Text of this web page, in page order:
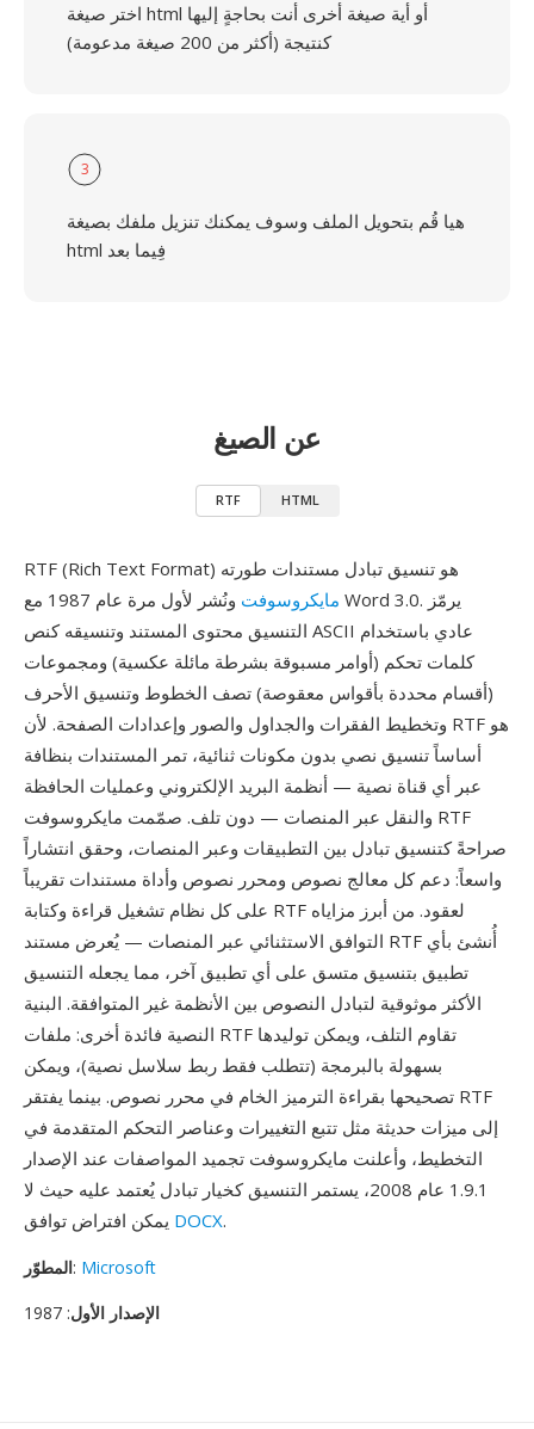
اختر صيغة html أو أية صيغة أخرى أنت بحاجةٍ إليها
كنتيجة (أكثر من 200 صيغة مدعومة)
3
هيا قُم بتحويل الملف وسوف يمكنك تنزيل ملفك بصيغة
html فِيما بعد
عن الصيغ
RTF HTML
RTF (Rich Text Format) هو تنسيق تبادل مستندات طورته
مايكروسوفت
ونُشر لأول مرة عام 1987 مع Word 3.0. يرمّز
التنسيق محتوى المستند وتنسيقه كنص ASCII عادي باستخدام
كلمات تحكم (أوامر مسبوقة بشرطة مائلة عكسية) ومجموعات
(أقسام محددة بأقواس معقوصة) تصف الخطوط وتنسيق الأحرف
وتخطيط الفقرات والجداول والصور وإعدادات الصفحة. لأن RTF هو
أساساً تنسيق نصي بدون مكونات ثنائية، تمر المستندات بنظافة
عبر أي قناة نصية — أنظمة البريد الإلكتروني وعمليات الحافظة
والنقل عبر المنصات — دون تلف. صمّمت مايكروسوفت RTF
صراحةً كتنسيق تبادل بين التطبيقات وعبر المنصات، وحقق انتشاراً
واسعاً: دعم كل معالج نصوص ومحرر نصوص وأداة مستندات تقريباً
على كل نظام تشغيل قراءة وكتابة RTF لعقود. من أبرز مزاياه
التوافق الاستثنائي عبر المنصات — يُعرض مستند RTF أُنشئ بأي
تطبيق بتنسيق متسق على أي تطبيق آخر، مما يجعله التنسيق
الأكثر موثوقية لتبادل النصوص بين الأنظمة غير المتوافقة. البنية
النصية فائدة أخرى: ملفات RTF تقاوم التلف، ويمكن توليدها
بسهولة بالبرمجة (تتطلب فقط ربط سلاسل نصية)، ويمكن
تصحيحها بقراءة الترميز الخام في محرر نصوص. بينما يفتقر RTF
إلى ميزات حديثة مثل تتبع التغييرات وعناصر التحكم المتقدمة في
التخطيط، وأعلنت مايكروسوفت تجميد المواصفات عند الإصدار
1.9.1 عام 2008، يستمر التنسيق كخيار تبادل يُعتمد عليه حيث لا
DOCX.
المطوّر: Microsoft
الإصدار الأول: 1987